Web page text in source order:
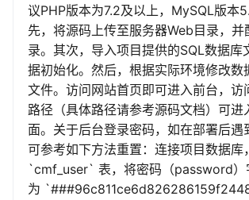
议PHP版本为7.2及以上，MySQL版本
先，将源码上传至服务器Web目录，并
录。其次，导入项目提供的SQL数据库
据初始化。然后，根据实际环境修改数
文件。访问网站首页即可进入前台，
路径（具体路径请参考源码文档）可进
面。关于后台登录密码，如在部署后遇
可参考如下方法重置：连接项目数据库
`cmf_user` 表，将密码（password）
为